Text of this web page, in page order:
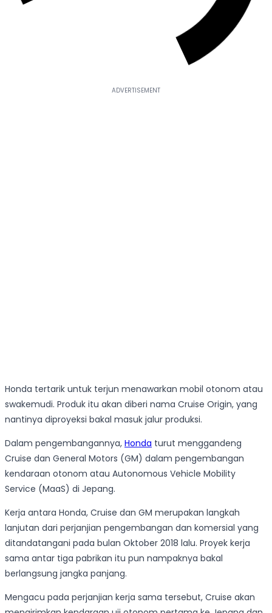
Honda tertarik untuk terjun menawarkan mobil otonom atau
swakemudi. Produk itu akan diberi nama Cruise Origin, yang
nantinya diproyeksi bakal masuk jalur produksi.
Dalam pengembangannya, Honda turut menggandeng
Cruise dan General Motors (GM) dalam pengembangan
kendaraan otonom atau Autonomous Vehicle Mobility
Service (MaaS) di Jepang.
Kerja antara Honda, Cruise dan GM merupakan langkah
lanjutan dari perjanjian pengembangan dan komersial yang
ditandatangani pada bulan Oktober 2018 lalu. Proyek kerja
sama antar tiga pabrikan itu pun nampaknya bakal
berlangsung jangka panjang.
Mengacu pada perjanjian kerja sama tersebut, Cruise akan